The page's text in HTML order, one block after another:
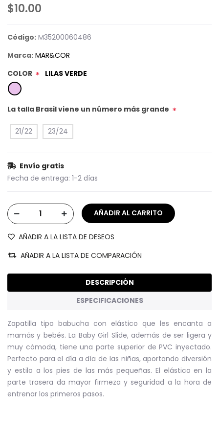
$10.00
Código: M35200060486
Marca: MAR&COR
COLOR * LILAS VERDE
La talla Brasil viene un número más grande *
21/22 23/24
Envío gratis
Fecha de entrega: 1-2 días
AÑADIR A LA LISTA DE DESEOS
AÑADIR A LA LISTA DE COMPARACIÓN
DESCRIPCIÓN
ESPECIFICACIONES
Zapatilla tipo babucha con elástico que les encanta a
mamás y bebés. La Baby Girl Slide, además de ser ligera y
muy cómoda, tiene una parte superior de PVC inyectado.
Perfecto para el día a día de las niñas, aportando diversión
y estilo a los pies de las más pequeñas. El elástico en la
parte trasera da mayor firmeza y seguridad a la hora de
entrenar los primeros pasos.